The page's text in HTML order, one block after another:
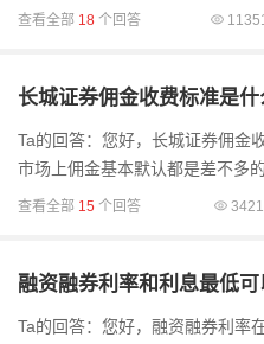
个最好用一说，任意选择一家适
查看全部 18 个回答
长城证券佣金收费标准是
Ta的回答：您好，长城证券佣金
市场上佣金基本默认都是差不多
和开户途径，如果您直接在长城
查看全部 15 个回答
融资融券利率和利息最低可
Ta的回答：您好，融资融券利率